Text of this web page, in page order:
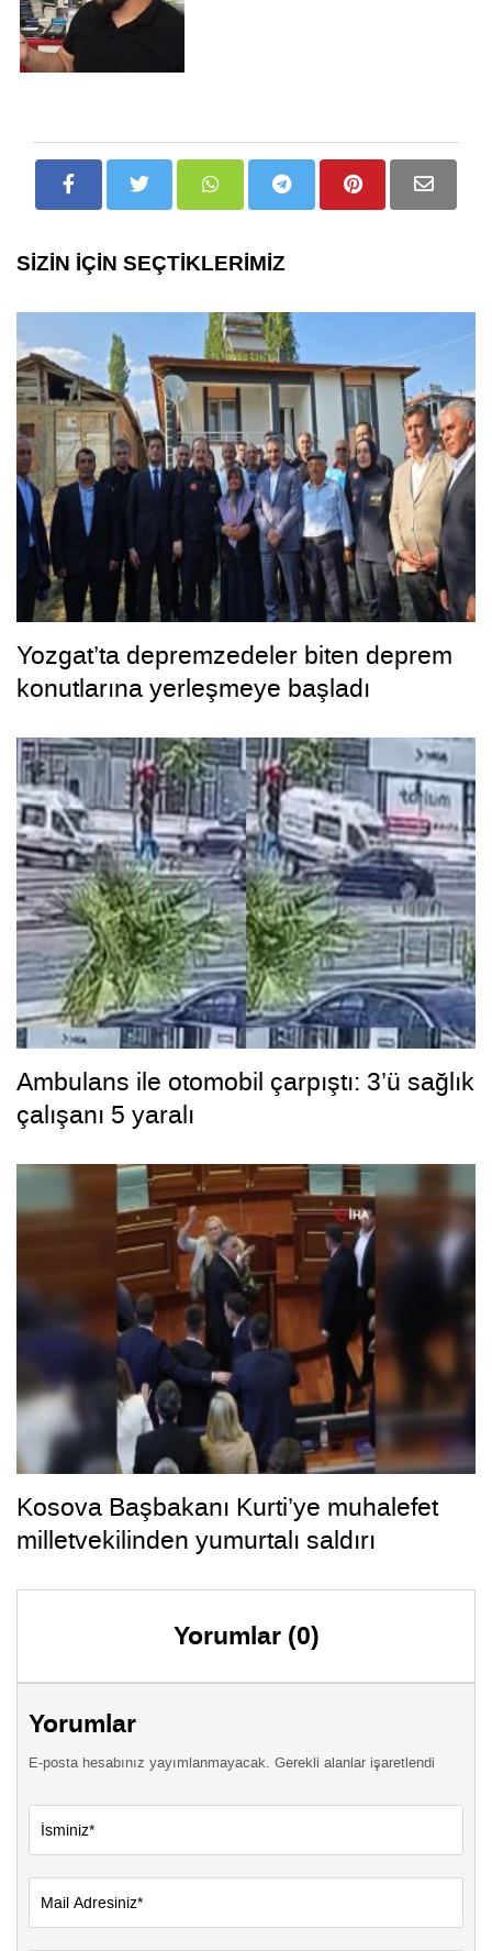
SİZİN İÇİN SEÇTİKLERİMİZ
Yozgat’ta depremzedeler biten deprem
konutlarına yerleşmeye başladı
Ambulans ile otomobil çarpıştı: 3’ü sağlık
çalışanı 5 yaralı
Kosova Başbakanı Kurti’ye muhalefet
milletvekilinden yumurtalı saldırı
Yorumlar (0)
Yorumlar
E-posta hesabınız yayımlanmayacak. Gerekli alanlar işaretlendi